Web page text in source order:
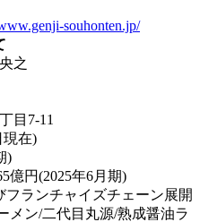
souhonten.jp/
之
目7-11
現在)
)
円(2025年6月期)
ランチャイズチェーン展開
メン/二代目丸源/熟成醤油ラ